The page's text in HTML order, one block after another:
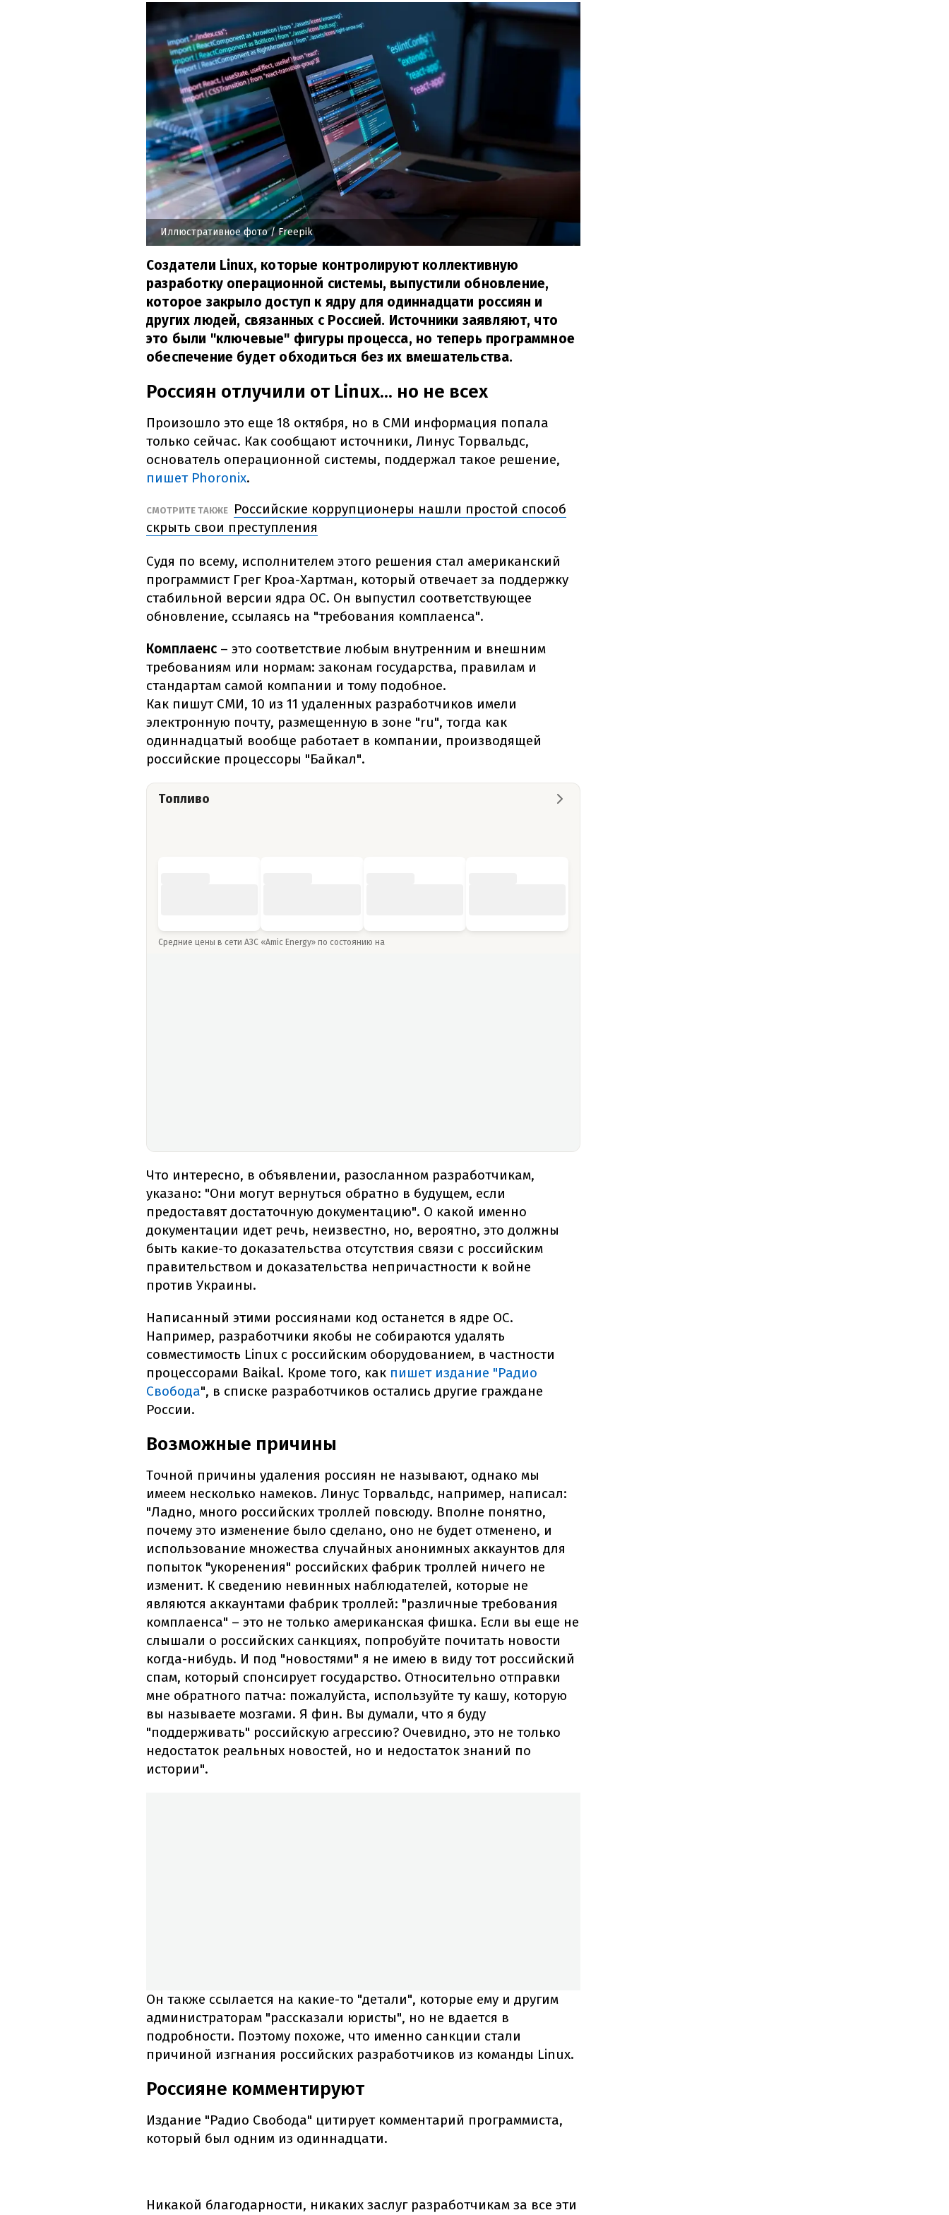
Иллюстративное фото/ Freepik
Создатели Linux, которые контролируют коллективную
разработку операционной системы, выпустили обновление,
которое закрыло доступ к ядру для одиннадцати россиян и
других людей, связанных с Россией. Источники заявляют, что
это были "ключевые" фигуры процесса, но теперь программное
обеспечение будет обходиться без их вмешательства.
Россиян отлучили от Linux... но не всех
Произошло это еще 18 октября, но в СМИ информация попала
только сейчас. Как сообщают источники, Линус Торвальдс,
основатель операционной системы, поддержал такое решение,
пишет Phoronix.
СМОТРИТЕ ТАКЖЕ
Российские коррупционеры нашли простой способ
скрыть свои преступления
Судя по всему, исполнителем этого решения стал американский
программист Грег Кроа-Хартман, который отвечает за поддержку
стабильной версии ядра ОС. Он выпустил соответствующее
обновление, ссылаясь на "требования комплаенса".
Комплаенс – это соответствие любым внутренним и внешним
требованиям или нормам: законам государства, правилам и
стандартам самой компании и тому подобное.
Как пишут СМИ, 10 из 11 удаленных разработчиков имели
электронную почту, размещенную в зоне "ru", тогда как
одиннадцатый вообще работает в компании, производящей
российские процессоры "Байкал".
Топливо
Средние цены в сети АЗС «Amic Energy» по состоянию на
Что интересно, в объявлении, разосланном разработчикам,
указано: "Они могут вернуться обратно в будущем, если
предоставят достаточную документацию". О какой именно
документации идет речь, неизвестно, но, вероятно, это должны
быть какие-то доказательства отсутствия связи с российским
правительством и доказательства непричастности к войне
против Украины.
Написанный этими россиянами код останется в ядре ОС.
Например, разработчики якобы не собираются удалять
совместимость Linux с российским оборудованием, в частности
процессорами Baikal. Кроме того, как пишет издание "Радио
Свобода", в списке разработчиков остались другие граждане
России.
Возможные причины
Точной причины удаления россиян не называют, однако мы
имеем несколько намеков. Линус Торвальдс, например, написал:
"Ладно, много российских троллей повсюду. Вполне понятно,
почему это изменение было сделано, оно не будет отменено, и
использование множества случайных анонимных аккаунтов для
попыток "укоренения" российских фабрик троллей ничего не
изменит. К сведению невинных наблюдателей, которые не
являются аккаунтами фабрик троллей: "различные требования
комплаенса" – это не только американская фишка. Если вы еще не
слышали о российских санкциях, попробуйте почитать новости
когда-нибудь. И под "новостями" я не имею в виду тот российский
спам, который спонсирует государство. Относительно отправки
мне обратного патча: пожалуйста, используйте ту кашу, которую
вы называете мозгами. Я фин. Вы думали, что я буду
"поддерживать" российскую агрессию? Очевидно, это не только
недостаток реальных новостей, но и недостаток знаний по
истории".
Он также ссылается на какие-то "детали", которые ему и другим
администраторам "рассказали юристы", но не вдается в
подробности. Поэтому похоже, что именно санкции стали
причиной изгнания российских разработчиков из команды Linux.
Россияне комментируют
Издание "Радио Свобода" цитирует комментарий программиста,
который был одним из одиннадцати.
Никакой благодарности, никаких заслуг разработчикам за все эти